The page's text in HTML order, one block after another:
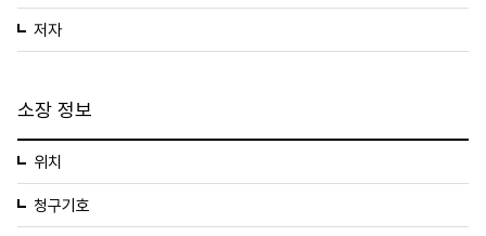
저자
소장 정보
위치
청구기호